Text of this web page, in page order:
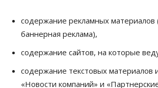
муниципальное имущество в
09 Августа 2026, 15:00
Общество
стало плохо во время полета
09 Августа 2026, 14:30
содержание рекламных материалов
баннерная реклама),
содержание сайтов, на которые
содержание текстовых материалов
«Новости компаний» и